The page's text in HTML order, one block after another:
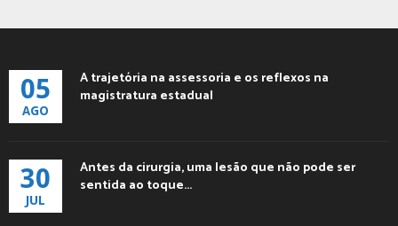
05
AGO
A trajetória na assessoria e os reflexos na
magistratura estadual
30
JUL
Antes da cirurgia, uma lesão que não pode ser
sentida ao toque...